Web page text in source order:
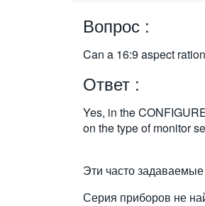
Вопрос :
Can a 16:9 aspect
Ответ :
Yes, in the
on the type of monitor
Эти часто
Серия приборов не